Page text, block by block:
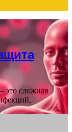
это сложная